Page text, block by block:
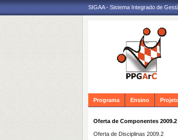
SIGAA - Sistema Integrado de
Programa Ensino
Oferta de Componentes 2009.2
Oferta de Disciplinas 2009.2